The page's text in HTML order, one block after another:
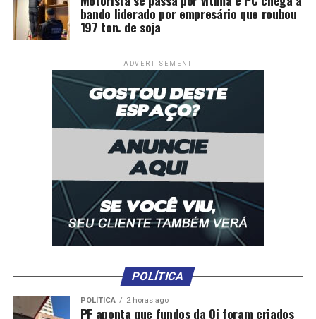
bando liderado por empresário que roubou
197 ton. de soja
ADVERTISEMENT
POLÍTICA
POLÍTICA 2 horas ago
PF aponta que fundos da Oi foram criados